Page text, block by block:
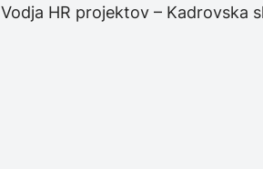
Vodja HR projektov – Kadrovska